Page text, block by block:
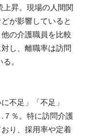
昇。現場の人間関
が影響していると
の介護職員を比較
し、離職率は訪問
。
不足」「不足」
７％。特に訪問介護
り、採用率や定着